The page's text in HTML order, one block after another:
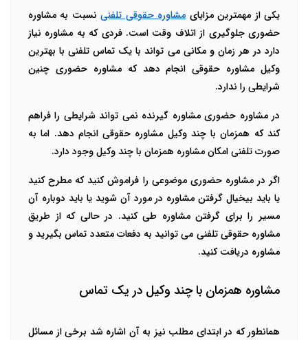
یکی از مهمترین مزایایمشاوره حقوقی تلفنینسبت به مشاوره
حضوری جلوگیری از اتلاف وقت است. فردی که به مشاوره نیاز
دارد در هر زمان و مکانی می تواند با یک تماس تلفنی با بهترین
وکیل مشاوره حقوقی انجام دهد که مشاوره حضوری چنین
شرایطی را ندارد.
در مشاوره حضوری مشاوره گیرنده نمی تواند شرایطی را فراهم
کند که همزمان با چند وکیل مشاوره حقوقی انجام دهد. اما به
صورت تلفنی امکان مشاوره همزمان با چند وکیل وجود دارد.
اگر در مشاوره حضوری موضوعی را فراموش کنید که مطرح کنید
یا باید بیخیال گرفتن مشاوره در مورد آن شوید یا باید دوباره آن
مسیر را برای گرفتن مشاوره طی کنید. در حالی که از طریق
مشاوره حقوقی تلفنی می توانید به دفعات متعدد تماس بگیرید و
مشاوره دریافت کنید.
مشاوره همزمان با چند وکیل در یک تماس
همانطور که در ابتدای مطلب نیز به آن اشاره شد برخی از مسائل